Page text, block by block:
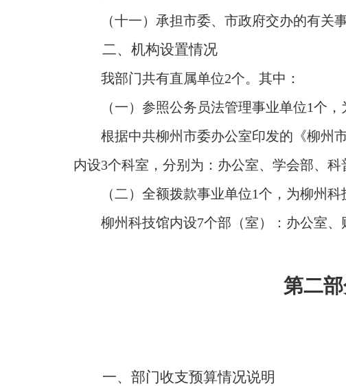
（十一）承担市委、市政府交办的有关事
二、机构设置情况
我部门共有直属单位2个。其中：
（一）参照公务员法管理事业单位1个
根据中共柳州市委办公室印发的《柳州
内设3个科室，分别为：办公室、学会部、科
（二）全额拨款事业单位1个，为柳州科
柳州科技馆内设7个部（室）：办公室
第二
一、部门收支预算情况说明